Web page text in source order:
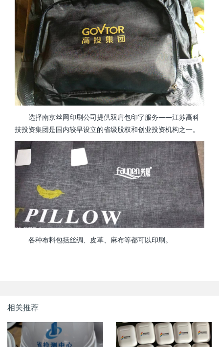
选择南京丝网印刷公司提供双肩包印字服务——江苏高科
技投资集团是国内较早设立的省级股权和创业投资机构之一。
各种布料包括丝绸、皮革、麻布等都可以印刷。
相关推荐